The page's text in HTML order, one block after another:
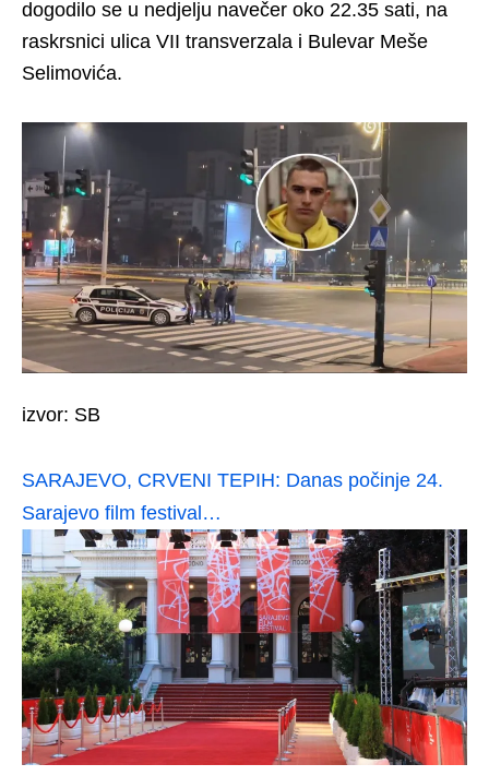
dogodilo se u nedjelju navečer oko 22.35 sati, na
raskrsnici ulica VII transverzala i Bulevar Meše
Selimovića.
izvor: SB
SARAJEVO, CRVENI TEPIH: Danas počinje 24.
Sarajevo film festival…